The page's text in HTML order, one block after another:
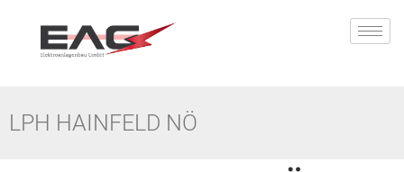
LPH HAINFELD NÖ